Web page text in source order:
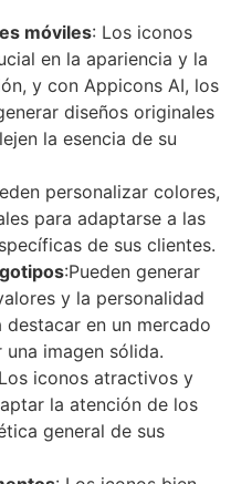
móviles: Los iconos
en la apariencia y la
y con Appicons AI, los
diseños originales
la esencia de su
personalizar colores,
para adaptarse a las
de sus clientes.
:Pueden generar
y la personalidad
en un mercado
imagen sólida.
iconos atractivos y
la atención de los
general de sus